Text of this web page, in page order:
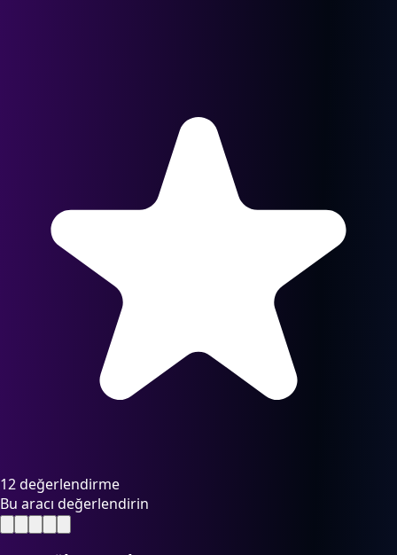
12 değerlendirme
Bu aracı değerlendirin